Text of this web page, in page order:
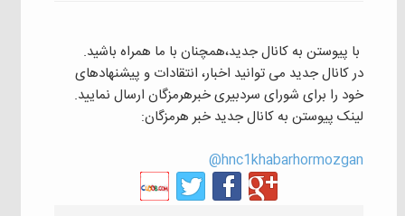
با پیوستن به کانال جدید،همچنان با ما همراه باشید.
در کانال جدید می توانید اخبار، انتقادات و پیشنهادهای
خود را برای شورای سردبیری خبرهرمزگان ارسال نمایید.
لینک پیوستن به کانال جدید خبر هرمزگان:
hnc1khabarhormozgan@